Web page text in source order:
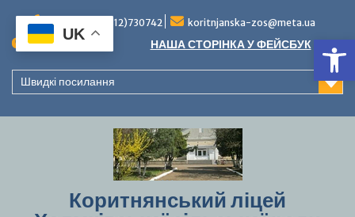
вмісту
Тел./факс (0312)730742 koritnjanska-zos@meta.ua
Повідомлення: НАША СТОРІНКА У ФЕЙСБУК
Швидкі посилання
Коритнянський ліцей
UK